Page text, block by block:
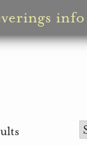
info